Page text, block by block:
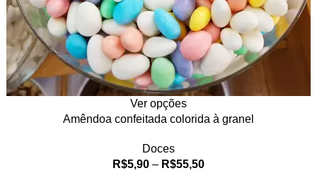
Ver opções
Amêndoa confeitada colorida à granel
Doces
R$5,90 – R$55,50